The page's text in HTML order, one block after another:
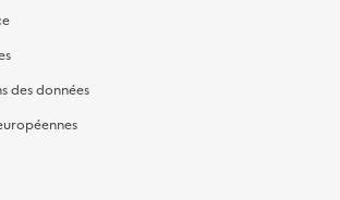
des données